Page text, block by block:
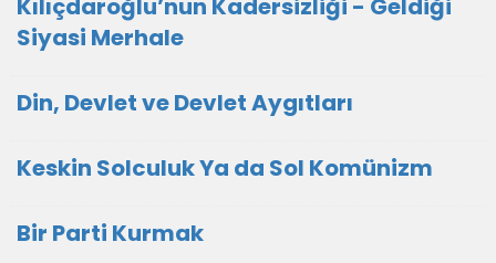
Kılıçdaroğlu’nun Kadersizliği - Geldiği
Siyasi Merhale
Din, Devlet ve Devlet Aygıtları
Keskin Solculuk Ya da Sol Komünizm
Bir Parti Kurmak